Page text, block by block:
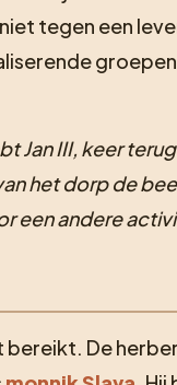
tegen een
Jan III, keer
het dorp de
een andere
De